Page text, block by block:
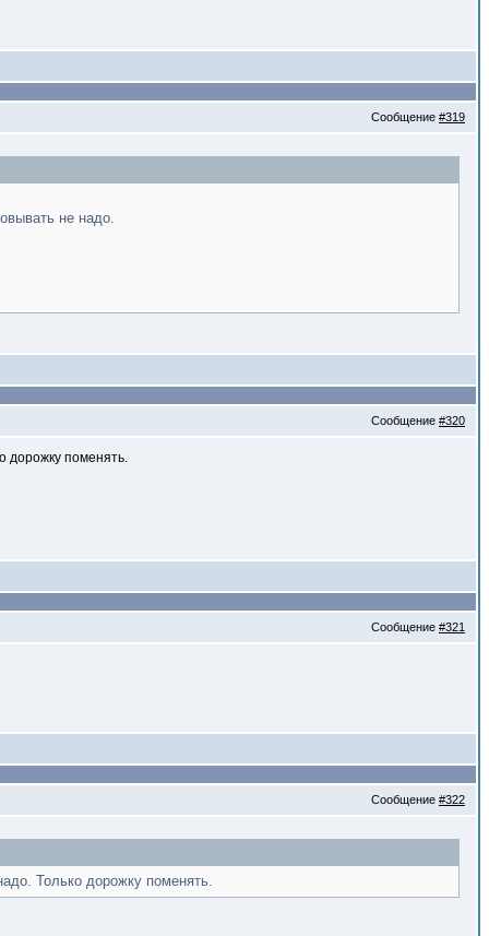
Сообщение #319
не надо.
Сообщение #320
дорожку поменять.
Сообщение #321
Сообщение #322
Только дорожку поменять.